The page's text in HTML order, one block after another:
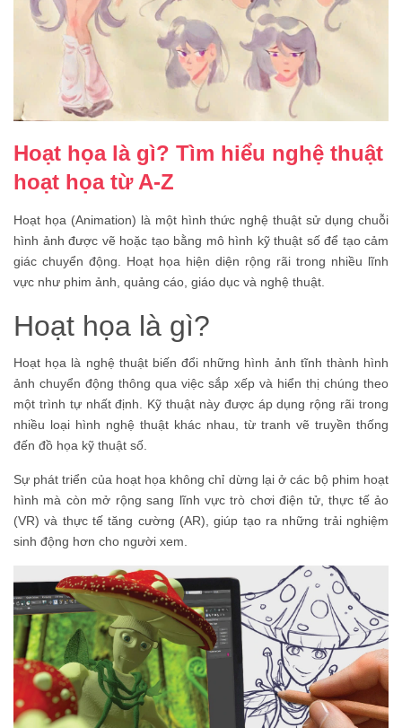
Hoạt họa là gì? Tìm hiểu nghệ thuật
hoạt họa từ A-Z
Hoạt họa (Animation) là một hình thức nghệ thuật sử dụng chuỗi
hình ảnh được vẽ hoặc tạo bằng mô hình kỹ thuật số để tạo cảm
giác chuyển động. Hoạt họa hiện diện rộng rãi trong nhiều lĩnh
vực như phim ảnh, quảng cáo, giáo dục và nghệ thuật.
Hoạt họa là gì?
Hoạt họa là nghệ thuật biến đổi những hình ảnh tĩnh thành hình
ảnh chuyển động thông qua việc sắp xếp và hiển thị chúng theo
một trình tự nhất định. Kỹ thuật này được áp dụng rộng rãi trong
nhiều loại hình nghệ thuật khác nhau, từ tranh vẽ truyền thống
đến đồ họa kỹ thuật số.
Sự phát triển của hoạt họa không chỉ dừng lại ở các bộ phim hoạt
hình mà còn mở rộng sang lĩnh vực trò chơi điện tử, thực tế ảo
(VR) và thực tế tăng cường (AR), giúp tạo ra những trải nghiệm
sinh động hơn cho người xem.